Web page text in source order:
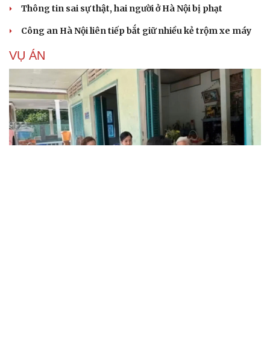
Thông tin sai sự thật, hai người ở Hà Nội bị phạt
Công an Hà Nội liên tiếp bắt giữ nhiều kẻ trộm xe máy
VỤ ÁN